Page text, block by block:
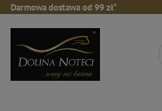
Darmowa dostawa od 99 zł*